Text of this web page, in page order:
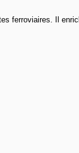
ferroviaires. Il